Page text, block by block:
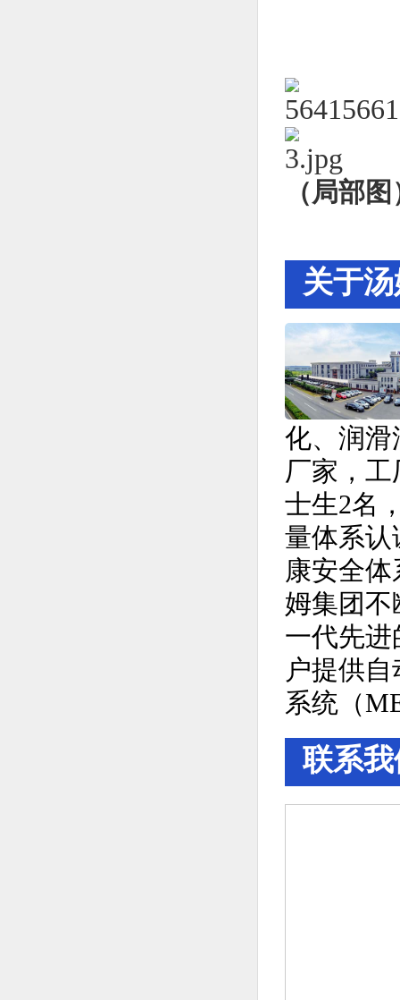
（局部
关于
化、润滑
厂家，工
士生2名
量体系认
康安全
姆集团不
一代先进
户提供
系统（
联系